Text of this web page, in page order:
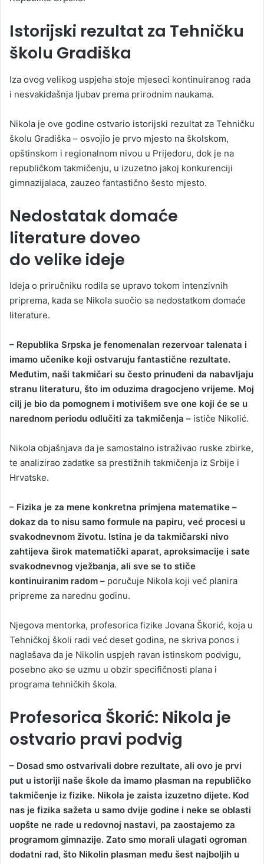
Istorijski rezultat za Tehničku
školu Gradiška
Iza ovog velikog uspjeha stoje mjeseci kontinuiranog rada
i nesvakidašnja ljubav prema prirodnim naukama.
Nikola je ove godine ostvario istorijski rezultat za Tehničku
školu Gradiška – osvojio je prvo mjesto na školskom,
opštinskom i regionalnom nivou u Prijedoru, dok je na
republičkom takmičenju, u izuzetno jakoj konkurenciji
gimnazijalaca, zauzeo fantastično šesto mjesto.
Nedostatak domaće
literature doveo
do velike ideje
Ideja o priručniku rodila se upravo tokom intenzivnih
priprema, kada se Nikola suočio sa nedostatkom domaće
literature.
– Republika Srpska je fenomenalan rezervoar talenata i
imamo učenike koji ostvaruju fantastične rezultate.
Međutim, naši takmičari su često prinuđeni da nabavljaju
stranu literaturu, što im oduzima dragocjeno vrijeme. Moj
cilj je bio da pomognem i motivišem sve one koji će se u
narednom periodu odlučiti za takmičenja – ističe Nikolić.
Nikola objašnjava da je samostalno istraživao ruske zbirke,
te analizirao zadatke sa prestižnih takmičenja iz Srbije i
Hrvatske.
– Fizika je za mene konkretna primjena matematike –
dokaz da to nisu samo formule na papiru, već procesi u
svakodnevnom životu. Istina je da takmičarski nivo
zahtijeva širok matematički aparat, aproksimacije i sate
svakodnevnog vježbanja, ali sve se to stiče
kontinuiranim radom – poručuje Nikola koji već planira
pripreme za narednu godinu.
Njegova mentorka, profesorica fizike Jovana Škorić, koja u
Tehničkoj školi radi već deset godina, ne skriva ponos i
naglašava da je Nikolin uspjeh ravan istinskom podvigu,
posebno ako se uzmu u obzir specifičnosti plana i
programa tehničkih škola.
Profesorica Škorić: Nikola je
ostvario pravi podvig
– Dosad smo ostvarivali dobre rezultate, ali ovo je prvi
put u istoriji naše škole da imamo plasman na republičko
takmičenje iz fizike. Nikola je zaista izuzetno dijete. Kod
nas je fizika sažeta u samo dvije godine i neke se oblasti
uopšte ne rade u redovnoj nastavi, pa zaostajemo za
programom gimnazije. Zato smo morali ulagati ogroman
dodatni rad, što Nikolin plasman među šest najboljih u